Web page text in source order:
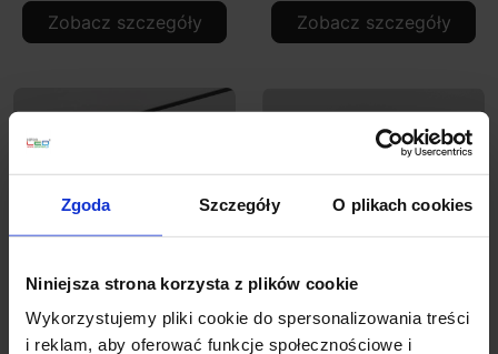
Zgoda Szczegóły O plikach cookies
Niniejsza strona korzysta z plików cookie
Wykorzystujemy pliki cookie do spersonalizowania treści
i reklam, aby oferować funkcje społecznościowe i
Zobacz szczegóły Zobacz szczegóły
AQFORM FLATTRACK
AQFORM FLATTRACK